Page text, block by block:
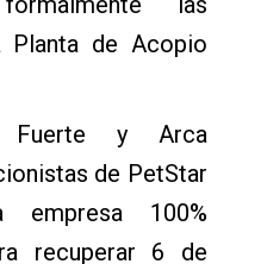
Planta de Acopio
Fuerte y Arca
de PetStar
empresa 100%
recuperar 6 de